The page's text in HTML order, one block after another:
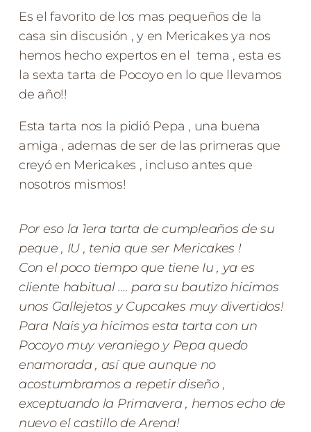
Es el favorito de los mas pequeños de la
casa sin discusión , y en Mericakes ya nos
hemos hecho expertos en el tema , esta es
la sexta tarta de Pocoyo en lo que llevamos
de año!!
Esta tarta nos la pidió Pepa , una buena
amiga , ademas de ser de las primeras que
creyó en Mericakes , incluso antes que
nosotros mismos!
Por eso la 1era tarta de cumpleaños de su
peque , IU , tenia que ser Mericakes !
Con el poco tiempo que tiene Iu , ya es
cliente habitual …. para su bautizo hicimos
unos Gallejetos y Cupcakes muy divertidos!
Para Nais ya hicimos esta tarta con un
Pocoyo muy veraniego y Pepa quedo
enamorada , así que aunque no
acostumbramos a repetir diseño ,
exceptuando la Primavera , hemos echo de
nuevo el castillo de Arena!